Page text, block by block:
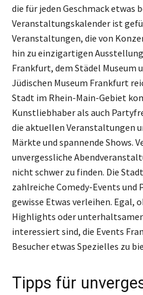
die für jeden Geschmack etwas
Veranstaltungskalender ist
Veranstaltungen, die von
hin zu einzigartigen
Frankfurt, dem Städel Museum
Jüdischen Museum Frankfurt
Stadt im Rhein-Main-Gebiet
Kunstliebhaber als auch
die aktuellen Veranstaltungen
Märkte und spannende Shows.
unvergessliche
nicht schwer zu finden. Die
zahlreiche Comedy-Events und
gewisse Etwas verleihen. Egal,
Highlights oder
interessiert sind, die Events
Besucher etwas Spezielles zu
Tipps für